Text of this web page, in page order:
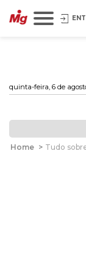
quinta-feira, 6 de
Home > Tudo